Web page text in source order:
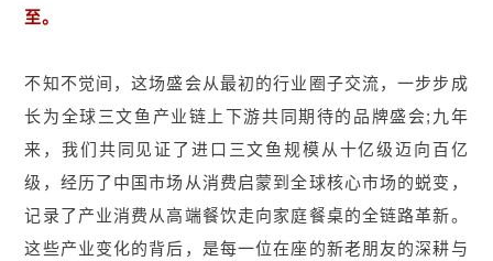
至。
不知不觉间，这场盛会从最初的行业圈子交流，一步步成
长为全球三文鱼产业链上下游共同期待的品牌盛会;九年
来，我们共同见证了进口三文鱼规模从十亿级迈向百亿
级，经历了中国市场从消费启蒙到全球核心市场的蜕变，
记录了产业消费从高端餐饮走向家庭餐桌的全链路革新。
这些产业变化的背后，是每一位在座的新老朋友的深耕与